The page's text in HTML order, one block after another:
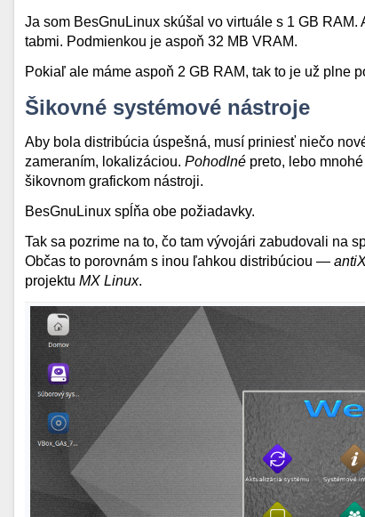
Ja som BesGnuLinux skúšal vo virtuále s 1 GB
tabmi. Podmienkou je aspoň 32 MB VRAM.
Pokiaľ ale máme aspoň 2 GB RAM, tak to je už plne
Šikovné systémové nástroje
Aby bola distribúcia úspešná, musí priniesť niečo
zameraním, lokalizáciou. Pohodlné preto, lebo
šikovnom grafickom nástroji.
BesGnuLinux spĺňa obe požiadavky.
Tak sa pozrime na to, čo tam vývojári zabudovali na
Občas to porovnám s inou ľahkou distribúciou —
projektu MX Linux.